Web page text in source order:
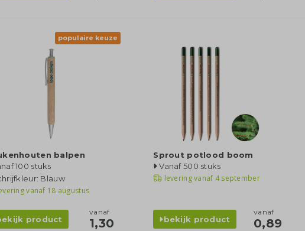
populaire keuze
balpen
100 stuks
Blauw
vanaf 18 augustus
product
vanaf
1,30
Sprout potlood boom
Vanaf 500 stuks
levering vanaf 4 september
bekijk product
vanaf
0,89